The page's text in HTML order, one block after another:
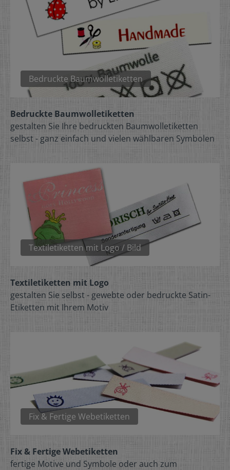
Bedruckte Baumwolletiketten
Bedruckte Baumwolletiketten
gestalten Sie Ihre bedruckten Baumwolletiketten
selbst - ganz einfach und vielen wählbaren Symbolen
Textiletiketten mit Logo / Bild
Textiletiketten mit Logo
gestalten Sie selbst - gewebte oder bedruckte Satin-
Etiketten mit Ihrem Motiv
Fix & Fertige Webetiketten
Fix & Fertige Webetiketten
fertige Motive und Symbole oder auch zum